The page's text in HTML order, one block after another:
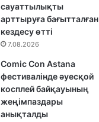
сауаттылықты
арттыруға бағытталған
кездесу өтті
7.08.2026
Comic Con Astana
фестивалінде әуесқой
косплей байқауының
жеңімпаздары
анықталды